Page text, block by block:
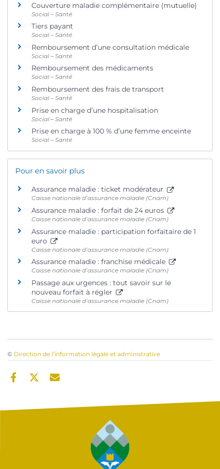
Couverture maladie complémentaire (mutuelle)
Social – Santé
Tiers payant
Social – Santé
Remboursement d’une consultation médicale
Social – Santé
Remboursement des médicaments
Social – Santé
Remboursement des frais de transport
Social – Santé
Prise en charge d’une hospitalisation
Social – Santé
Prise en charge à 100 % d’une femme enceinte
Social – Santé
Pour en savoir plus
Assurance maladie : ticket modérateur
Caisse nationale d’assurance maladie (Cnam)
Assurance maladie : forfait de 24 euros
Caisse nationale d’assurance maladie (Cnam)
Assurance maladie : participation forfaitaire de 1
euro
Caisse nationale d’assurance maladie (Cnam)
Assurance maladie : franchise médicale
Caisse nationale d’assurance maladie (Cnam)
Passage aux urgences : tout savoir sur le
nouveau forfait à régler
Caisse nationale d’assurance maladie (Cnam)
© Direction de l’information légale et administrative